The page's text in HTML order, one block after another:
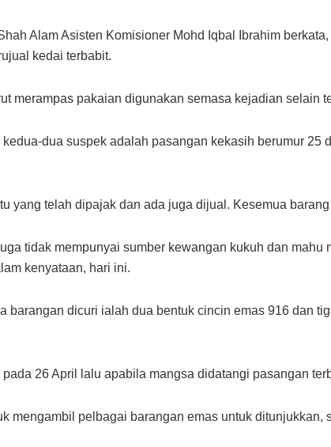
Alam Asisten Komisioner Mohd Iqbal Ibrahim
kedai terbabit.
merampas pakaian digunakan semasa kejadian selain
kedua-dua suspek adalah pasangan kekasih berumur
yang telah dipajak dan ada juga dijual. Kesemua
tidak mempunyai sumber kewangan kukuh dan
kenyataan, hari ini.
barangan dicuri ialah dua bentuk cincin emas 916 dan
26 April lalu apabila mangsa didatangi pasangan
mengambil pelbagai barangan emas untuk